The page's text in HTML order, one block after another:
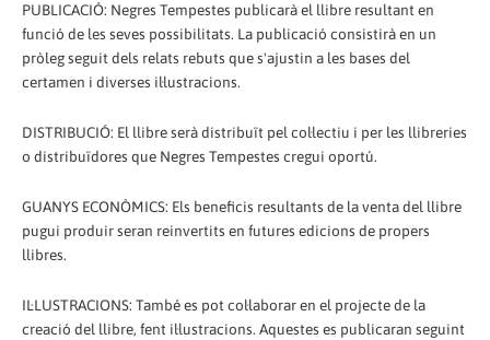
PUBLICACIÓ: Negres Tempestes publicarà el llibre resultant en
funció de les seves possibilitats. La publicació consistirà en un
pròleg seguit dels relats rebuts que s'ajustin a les bases del
certamen i diverses il·lustracions.
DISTRIBUCIÓ: El llibre serà distribuït pel col·lectiu i per les llibreries
o distribuïdores que Negres Tempestes cregui oportú.
GUANYS ECONÒMICS: Els beneficis resultants de la venta del llibre
pugui produir seran reinvertits en futures edicions de propers
llibres.
IL·LUSTRACIONS: També es pot col·laborar en el projecte de la
creació del llibre, fent il·lustracions. Aquestes es publicaran seguint